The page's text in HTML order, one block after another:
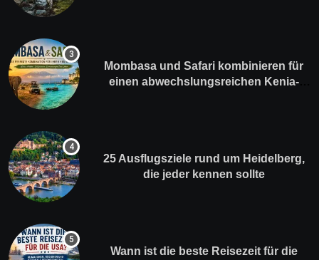
Mombasa und Safari kombinieren für
einen abwechslungsreichen Kenia-
25 Ausflugsziele rund um Heidelberg,
die jeder kennen sollte
Wann ist die beste Reisezeit für die